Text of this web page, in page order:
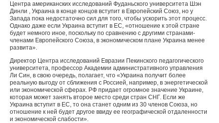
Центра американских исследований Фуданьского университета Шэн
Динли , Украина в конце концов вступит в Европейский Союз, но у
Запада пока недостаточно сил для того, чтобы ускорить этот процесс.
Однако даже если Украина вступит в ЕС, «отношение к этой стране
будет немного иное, поскольку по сравнению с другими странами-
членами Европейского Союза, в экономическом плане Украина менее
развита».
Директор Центра исследований Евразии Пекинского педагогического
университета, профессор Академии административного управления
Ли Син, в свою очередь, полагает, что «Украина получит более
реальную выгоду от сближения с Россией, например, в энергетической
или экономической сферах. РФ придает огромное значение Украине,
которая может занять второе место среди стран СНГ. Если же
Украина вступит в ЕС, то она станет одним из 30 членов Союза, но
отношение к ней будет другое ввиду ее географической отдаленности
и экономической слабости».